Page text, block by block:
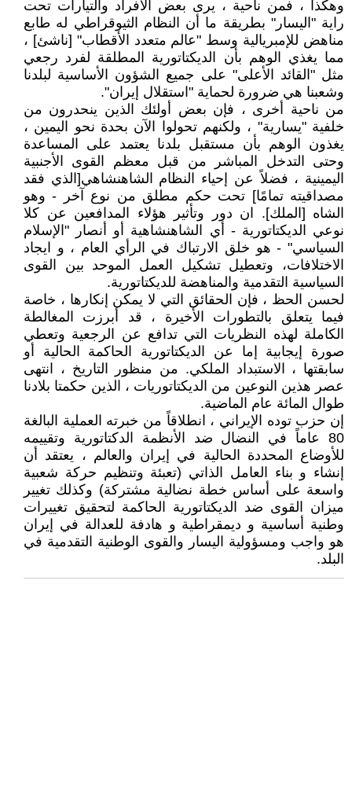
وهكذا ، فمن ناحية ، يرى بعض الأفراد والتيارات تحت
راية "اليسار" بطريقة ما أن النظام الثيوقراطي له طابع
مناهض للإمبريالية وسط "عالم متعدد الأقطاب" [ناشئ] ،
مما يغذي الوهم بأن الديكتاتورية المطلقة لفرد رجعي
مثل "القائد الأعلى" على جميع الشؤون الأساسية لبلدنا
وشعبنا هي ضرورة لحماية "استقلال إيران".
من ناحية أخرى ، فإن بعض أولئك الذين ينحدرون من
خلفية "يسارية" ، ولكنهم تحولوا الآن بحدة نحو اليمين ،
يغذون الوهم بأن مستقبل بلدنا يعتمد على المساعدة
وحتى التدخل المباشر من قبل معظم القوى الأجنبية
اليمينية ، فضلاً عن إحياء النظام الشاهنشاهي[الذي فقد
مصداقيته تمامًا] تحت حكم مطلق من نوع آخر - وهو
الشاه [الملك]. ان دور وتأثير هؤلاء المدافعين عن كلا
نوعي الديكتاتورية - أي الشاهنشاهية أو أنصار "الإسلام
السياسي" - هو خلق الارتباك في الرأي العام ، و ايجاد
الاختلافات، وتعطيل تشكيل العمل الموحد بين القوى
السياسية التقدمية والمناهضة للديكتاتورية.
لحسن الحظ ، فإن الحقائق التي لا يمكن إنكارها ، خاصة
فيما يتعلق بالتطورات الأخيرة ، قد أبرزت المغالطة
الكاملة لهذه النظريات التي تدافع عن الرجعية وتعطي
صورة إيجابية إما عن الديكتاتورية الحاكمة الحالية أو
سابقتها ، الاستبداد الملكي. من منظور التاريخ ، انتهى
عصر هذين النوعين من الديكتاتوريات ، الذين حكمتا بلادنا
طوال المائة عام الماضية.
إن حزب توده الإيراني ، انطلاقاً من خبرته العملية البالغة
80 عاماً في النضال ضد الأنظمة الدكتاتورية وتقييمه
للأوضاع المحددة الحالية في إيران والعالم ، يعتقد أن
إنشاء و بناء العامل الذاتي (تعبئة وتنظيم حركة شعبية
واسعة على أساس خطة نضالية مشتركة) وكذلك تغيير
ميزان القوى ضد الديكتاتورية الحاكمة لتحقيق تغييرات
وطنية أساسية و ديمقراطية و هادفة للعدالة في إيران
هو واجب ومسؤولية اليسار والقوى الوطنية التقدمية في
البلد.